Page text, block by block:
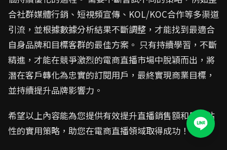
合社群媒體行銷、短視頻宣傳、KOL/KOC合作等多渠道
引流，並根據數據分析結果不斷調整，才能找到最適合
自身品牌和目標客群的最佳方案。 只有持續學習，不斷
精進，才能在競爭激烈的電商直播市場中脫穎而出，將
潛在客戶轉化為忠實的訂閱用戶，最終實現商業目標，
並持續提升品牌影響力。
希望以上內容能為您提供有效提升直播銷售額和用戶粘
性的實用策略，助您在電商直播領域取得成功！